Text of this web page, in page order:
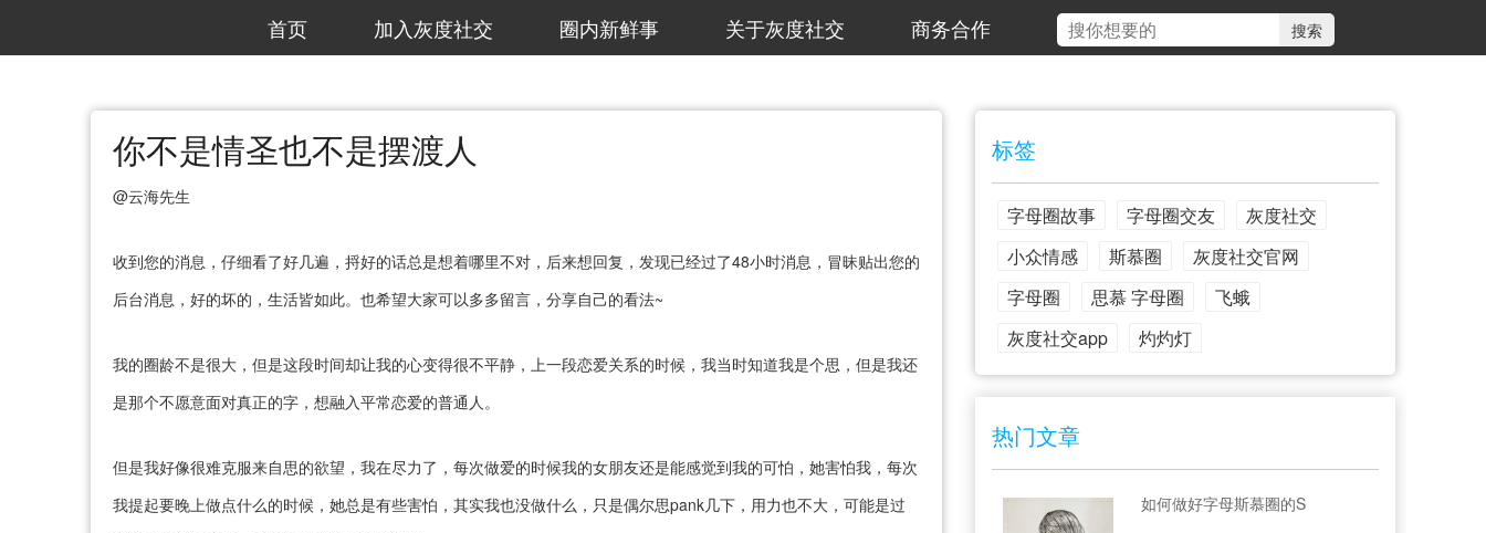
首页 加入灰度社交 圈内新鲜事 关于灰度社交 商务合作
你不是情圣也不是摆渡人
@云海先生
收到您的消息，仔细看了好几遍，捋好的话总是想着哪里不对，后来想回复，发现已经过了48小时消息，冒昧贴出您的
后台消息，好的坏的，生活皆如此。也希望大家可以多多留言，分享自己的看法~
我的圈龄不是很大，但是这段时间却让我的心变得很不平静，上一段恋爱关系的时候，我当时知道我是个思，但是我还
是那个不愿意面对真正的字，想融入平常恋爱的普通人。
但是我好像很难克服来自思的欲望，我在尽力了，每次做爱的时候我的女朋友还是能感觉到我的可怕，她害怕我，每次
我提起要晚上做点什么的时候，她总是有些害怕，其实我也没做什么，只是偶尔思pank几下，用力也不大，可能是过
标签
字母圈故事 字母圈交友
灰度社交
小众情感
斯慕圈
灰度社交官网
字母圈
思慕 字母圈
飞蛾
灰度社交app
灼灼灯
热门文章
如何做好字母斯慕圈的S